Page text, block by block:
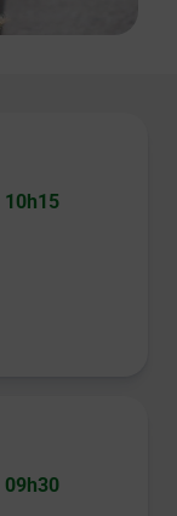
10h15
09h30